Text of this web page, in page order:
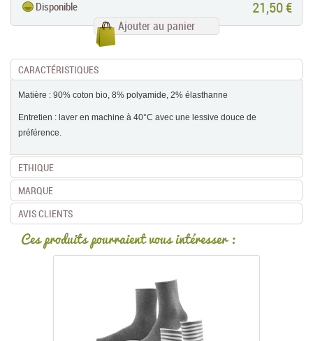
Disponible 21,50 €
Ajouter au panier
CARACTÉRISTIQUES
Matière : 90% coton bio, 8% polyamide, 2% élasthanne
Entretien : laver en machine à 40°C avec une lessive douce de
préférence.
ETHIQUE
MARQUE
AVIS CLIENTS
Ces produits pourraient vous intéresser :